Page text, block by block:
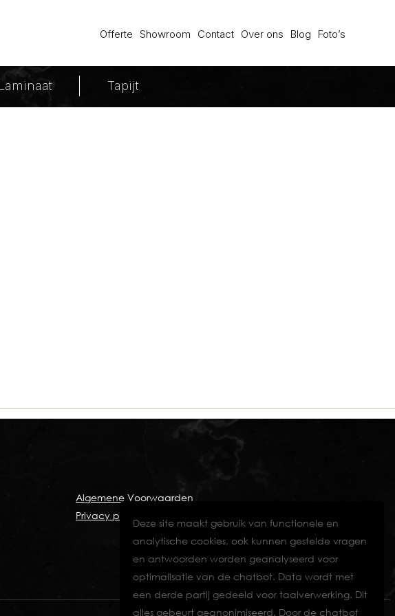
Deze site maakt gebruik van functionele en
analytische cookies, ook kunnen gestelde vragen
en antwoorden worden geanalyseerd voor
optimalisatie van de chatbot. Data wordt met
een derde partij gedeeld voor taalverwerking. Dit
alles gebeurt geanonimiseerd. Door de chatbot
Offerte Showroom Contact Over ons Blog Foto’s
Laminaat Tapijt
Algemene Voorwaarden
Privacy policy